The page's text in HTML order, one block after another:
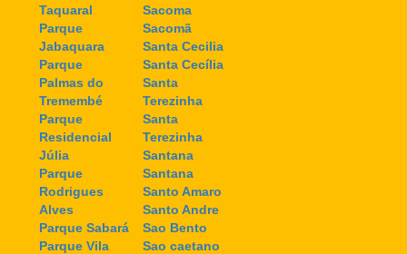
Taquaral
Parque
Jabaquara
Parque
Palmas do
Tremembé
Parque
Residencial
Júlia
Parque
Rodrigues
Alves
Parque Sabará
Parque Vila
Sacoma
Sacomã
Santa Cecilia
Santa Cecília
Santa
Terezinha
Santa
Terezinha
Santana
Santana
Santo Amaro
Santo Andre
Sao Bento
Sao caetano